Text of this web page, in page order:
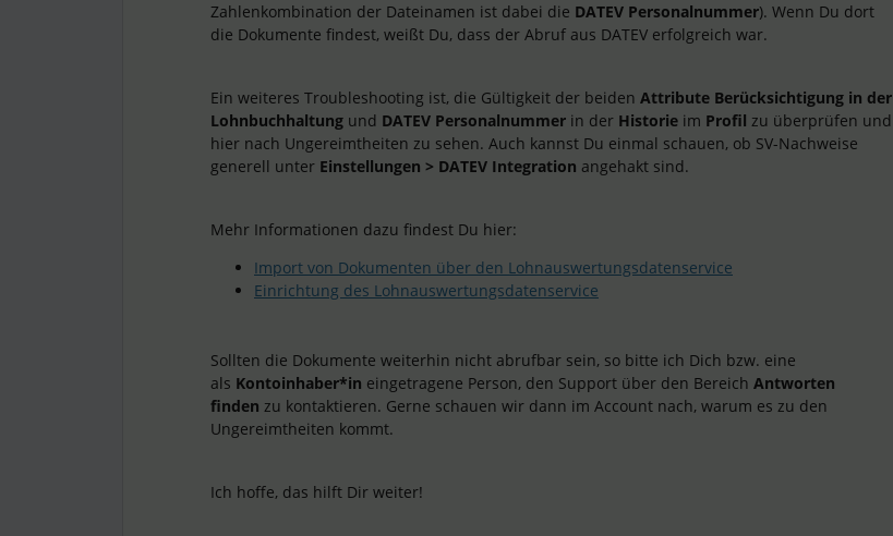
Zahlenkombination der Dateinamen ist dabei die DATEV Personalnummer). Wenn Du dort
die Dokumente findest, weißt Du, dass der Abruf aus DATEV erfolgreich war.
Ein weiteres Troubleshooting ist, die Gültigkeit der beiden Attribute Berücksichtigung in der
Lohnbuchhaltung und DATEV Personalnummer in der Historie im Profil zu überprüfen und
hier nach Ungereimtheiten zu sehen. Auch kannst Du einmal schauen, ob SV-Nachweise
generell unter Einstellungen > DATEV Integration angehakt sind.
Mehr Informationen dazu findest Du hier:
Import von Dokumenten über den Lohnauswertungsdatenservice
Einrichtung des Lohnauswertungsdatenservice
Sollten die Dokumente weiterhin nicht abrufbar sein, so bitte ich Dich bzw. eine
als Kontoinhaber*in eingetragene Person, den Support über den Bereich Antworten
finden zu kontaktieren. Gerne schauen wir dann im Account nach, warum es zu den
Ungereimtheiten kommt.
Ich hoffe, das hilft Dir weiter!